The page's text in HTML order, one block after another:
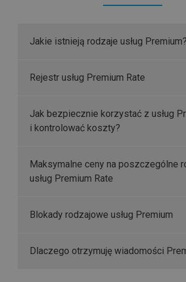
Jakie istnieją rodzaje usług Premium?
Rejestr usług Premium Rate
Jak bezpiecznie korzystać z usług
i kontrolować koszty?
Maksymalne ceny na poszczególne
usług Premium Rate
Blokady rodzajowe usług Premium
Dlaczego otrzymuję wiadomości